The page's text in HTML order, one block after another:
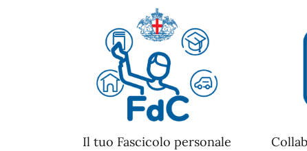
Il tuo Fascicolo personale